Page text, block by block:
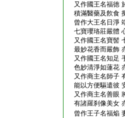
又作國王名福徳
積滿醫藥及飮食
曾作大王名日淨
七寶瓔珞莊嚴體
又作國王名寶髻
最妙花香而嚴飾
又作國王名知足
色妙清淨如蓮花
又作商主名師子
能以方便驅遣彼
又作商主名善眼
有諸羅刹像美女
曾作王子名福焔